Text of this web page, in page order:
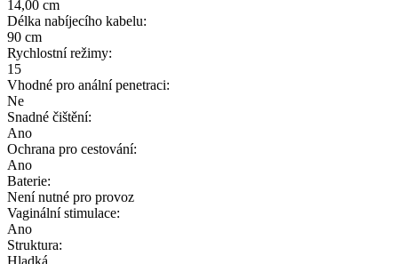
14,00 cm
Délka nabíjecího kabelu:
90 cm
Rychlostní režimy:
15
Vhodné pro anální penetraci:
Ne
Snadné čištění:
Ano
Ochrana pro cestování:
Ano
Baterie:
Není nutné pro provoz
Vaginální stimulace:
Ano
Struktura:
Hladká